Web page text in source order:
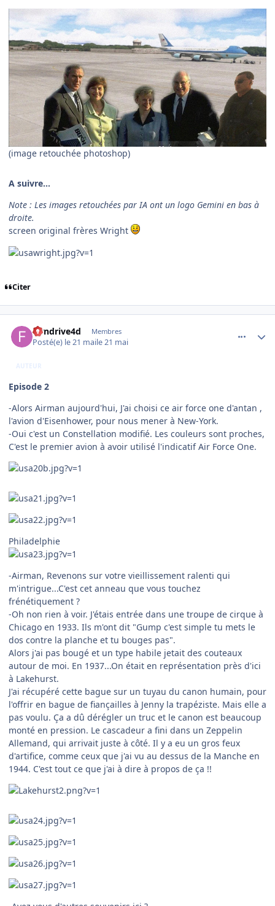
(image retouchée photoshop)
A suivre...
Note : Les images retouchées par IA ont un logo Gemini en bas à
droite.
screen original frères Wright
Citer
flyndrive4d Membres
Posté(e) le 21 maile 21 mai
AUTEUR
Episode 2
-Alors Airman aujourd'hui, J'ai choisi ce air force one d'antan ,
l'avion d'Eisenhower, pour nous mener à New-York.
-Oui c'est un Constellation modifié. Les couleurs sont proches,
C'est le premier avion à avoir utilisé l'indicatif Air Force One.
Philadelphie
-Airman, Revenons sur votre vieillissement ralenti qui
m'intrigue...C'est cet anneau que vous touchez
frénétiquement ?
-Oh non rien à voir. J'étais entrée dans une troupe de cirque à
Chicago en 1933. Ils m'ont dit "Gump c'est simple tu mets le
dos contre la planche et tu bouges pas".
Alors j'ai pas bougé et un type habile jetait des couteaux
autour de moi. En 1937...On était en représentation près d'ici
à Lakehurst.
J'ai récupéré cette bague sur un tuyau du canon humain, pour
l'offrir en bague de fiançailles à Jenny la trapéziste. Mais elle a
pas voulu. Ça a dû dérégler un truc et le canon est beaucoup
monté en pression. Le cascadeur a fini dans un Zeppelin
Allemand, qui arrivait juste à côté. Il y a eu un gros feux
d'artifice, comme ceux que j'ai vu au dessus de la Manche en
1944. C'est tout ce que j'ai à dire à propos de ça !!